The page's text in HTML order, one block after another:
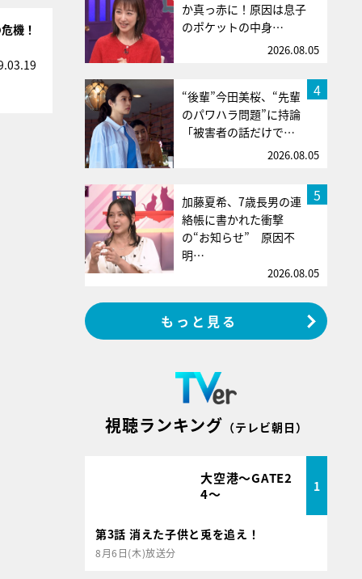
機！
か真っ赤に！原因は息子
のポケットの中身…
2026.08.05
4
“後輩”今田美桜、“先輩
のパワハラ問題”に持論
「被害者の話だけで…
2026.08.05
5
加藤夏希、7歳長男の連
絡帳に書かれた衝撃
の“お知らせ” 原因不
明…
2026.08.05
もっと見る
視聴ランキング （テレビ朝日）
大空港～GATE2
4～
1
第3話 消えた子供と兎を追え！
8月6日(木)放送分